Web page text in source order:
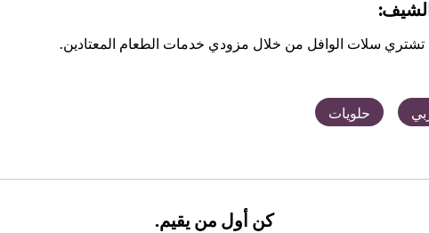
سلات الوافل من خلال مزودي خدمات الطعام المعتادين.
حلويات
كن أول من يقيم.